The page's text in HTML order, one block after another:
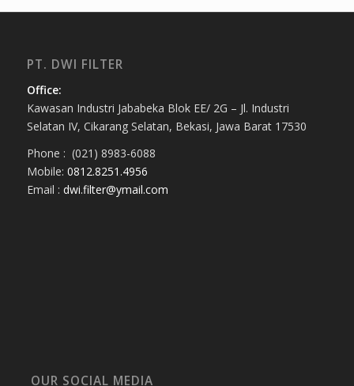
PT. DWI FILTER
Office:
Kawasan Industri Jababeka Blok EE/ 2G – Jl. Industri
Selatan IV, Cikarang Selatan, Bekasi, Jawa Barat 17530
Phone : (021) 8983-6088
Mobile: 0812.8251.4956
Email : dwi.filter@ymail.com
OUR SOCIAL MEDIA